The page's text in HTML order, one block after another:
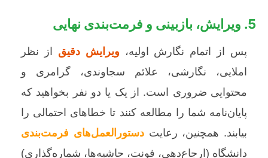
5. ویرایش، بازبینی و فرمت‌بندی نهایی
پس از اتمام نگارش اولیه، ویرایش دقیق از نظر
املایی، نگارشی، علائم سجاوندی، گرامری و
محتوایی ضروری است. از یک یا دو نفر بخواهید که
پایان‌نامه شما را مطالعه کنند تا خطاهای احتمالی را
بیابند. همچنین، رعایتدستورالعمل‌های فرمت‌بندی
دانشگاه (ارجاع‌دهی، فونت، حاشیه‌ها، شماره‌گذاری)